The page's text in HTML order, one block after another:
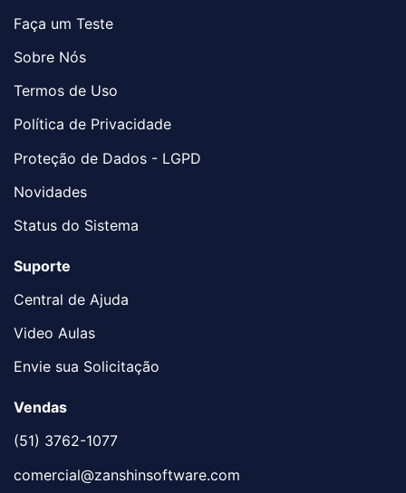
Faça um Teste
Sobre Nós
Termos de Uso
Política de Privacidade
Proteção de Dados - LGPD
Novidades
Status do Sistema
Suporte
Central de Ajuda
Video Aulas
Envie sua Solicitação
Vendas
(51) 3762-1077
comercial@zanshinsoftware.com